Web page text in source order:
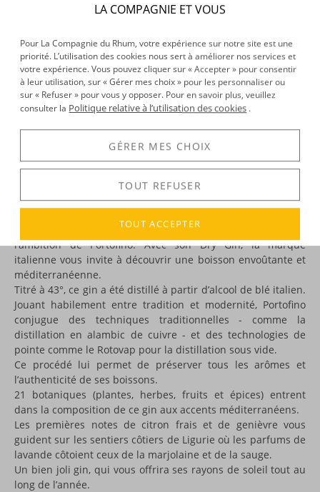
Italie
Volume :50CL
Degré :43°
DÉCOUVERTE
Voir tous les produits : Portofino
DESCRIPTION
Vous faire vivre une expérience sensorielle unique : voilà
l’ambition de Portofino. Avec son Dry Gin, la marque
italienne vous invite à découvrir une boisson envoûtante et
méditerranéenne.
Titré à 43°, ce gin a été distillé à partir d’alcool de blé italien.
Jouant habilement entre tradition et modernité, Portofino
conjugue des techniques traditionnelles - comme la
distillation en alambic de cuivre - et des technologies de
pointe comme le Rotovap pour la distillation sous vide.
Ce procédé lui permet de préserver tous les arômes et
l’authenticité de ses boissons.
21 botaniques (plantes, herbes, fruits et épices) entrent
dans la composition de ce gin aux accents méditerranéens.
Les premières notes de citron frais et de genièvre vous
guident sur les sentiers côtiers de Ligurie où les parfums de
lavande côtoient ceux de la marjolaine et de la sauge.
Un bien joli gin, qui vous offrira ses rayons de soleil tout au
long de l’année.
LA COMPAGNIE ET VOUS
Pour La Compagnie du Rhum, votre expérience sur notre site est une
priorité. L’utilisation des cookies nous sert à améliorer nos services et
votre expérience. Vous pouvez cliquer sur « Accepter » pour consentir
à leur utilisation, sur « Gérer mes choix » pour les personnaliser ou
sur « Refuser » pour vous y opposer. Pour en savoir plus, veuillez
consulter la Politique relative à l’utilisation des cookies .
GÉRER MES CHOIX
TOUT REFUSER
TOUT ACCEPTER